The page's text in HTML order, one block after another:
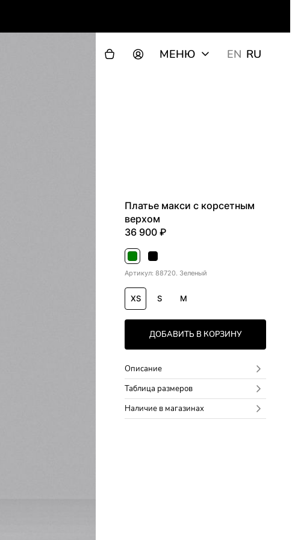
МЕНЮ EN RU
Платье макси с корсетным
верхом
36 900
ЗеленыйЧерный
Артикул: 88720. Зеленый
XS S M
ДОБАВИТЬ В КОРЗИНУ
Описание
Таблица размеров
Наличие в магазинах